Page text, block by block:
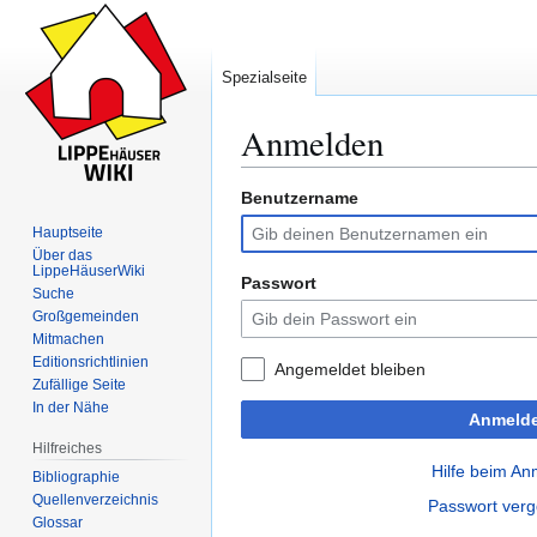
Anmelden
Zur
Navigation
springen
Zur
Suche
springen
Benutzername
Passwort
Angemeldet bleiben
Hilfe beim
Passwort
Spezialseite
Hauptseite
Über das
LippeHäuserWiki
Suche
Großgemeinden
Mitmachen
Editionsrichtlinien
Zufällige Seite
In der Nähe
Hilfreiches
Bibliographie
Quellenverzeichnis
Glossar